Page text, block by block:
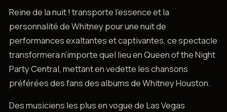
Reine de la nuit ! transporte l’essence et la
personnalité de Whitney pour une nuit de
performances exaltantes et captivantes, ce spectacle
transformera n’importe quel lieu en Queen of the Night
Party Central, mettant en vedette les chansons
préférées des fans des albums de Whitney Houston.
Des musiciens les plus en vogue de Las Vegas